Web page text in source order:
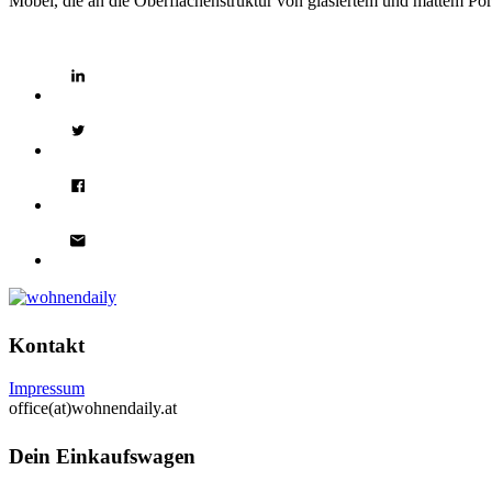
Kontakt
Impressum
office(at)wohnendaily.at
Dein Einkaufswagen